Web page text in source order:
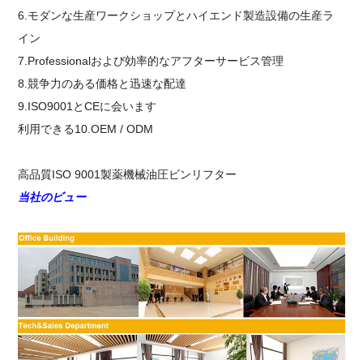
6.モダンな生産ワークショップとハイエンド製造設備の生産ラ
イン
7.Professionalおよび効率的なアフターサービス管理
8.競争力のある価格と迅速な配達
9.ISO9001とCEに会います
利用できる10.OEM / ODM
高品質ISO 9001製薬機械油圧ビンリフター
当社のビュー